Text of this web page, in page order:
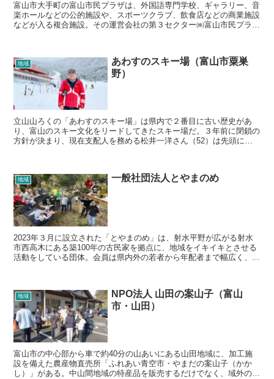
富山市大手町の富山市民プラザは、外国語専門学校、ギャラリー、音
楽ホールなどの公的施設や、スポーツクラブ、飲食店などの商業施設
などが入る複合施設。その運営会社の第３セクター㈱富山市民プラザ
地域
あわすのスキー場（富山市粟巣
野）
立山山ろくの「あわすのスキー場」は県内で２番目に古い歴史があ
り、富山のスキー文化をリードしてきたスキー場だ。３年前に閉鎖の
方針が決まり、現在支配人を務める松井一洋さん（52）は先頭に立
地域 一般社団法人とやまのめ
2023年３月に設立された「とやまのめ」は、射水平野が広がる射水
市西高木にある築100年の古民家を拠点に、地域をイキイキとさせる
活動をしている団体。会員は県内外の若者から年配者まで幅広く、学
地域
NPO法人 山田の案山子（富山
市・山田）
富山市の中心部から車で約40分の山あいにある山田地域に、加工施
設を備えた農産物直売所「ふれあい青空市・やまだの案山子（かか
し）」がある。中山間地域の特産品を販売するだけでなく、域外の人